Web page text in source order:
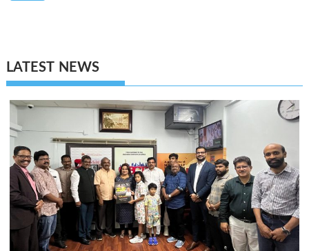
LATEST NEWS